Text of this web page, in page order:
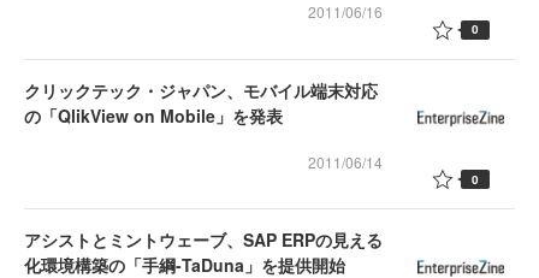
2011/06/16
0
クリックテック・ジャパン、モバイル端末対応
の「QlikView on Mobile」を発表
2011/06/14
0
アシストとミントウェーブ、SAP ERPの見える
化環境構築の「手綱-TaDuna」を提供開始